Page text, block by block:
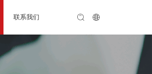
联系我们